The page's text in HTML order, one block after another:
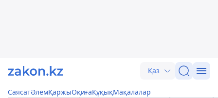
Қаз
СаясатӘлемҚаржыОқиғаҚұқықМақалалар